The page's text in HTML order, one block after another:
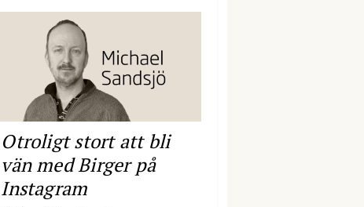
Otroligt stort att bli
vän med Birger på
Instagram